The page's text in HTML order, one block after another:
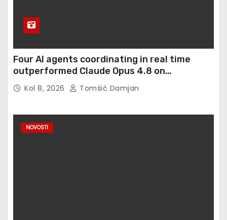
Four AI agents coordinating in real time
outperformed Claude Opus 4.8 on
enterprise coding tasks
Kol 8, 2026 Tomšić Damjan
NOVOSTI